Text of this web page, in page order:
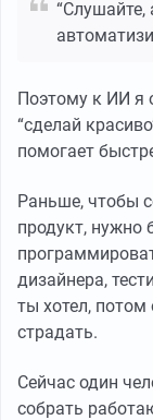
Поэтому к ИИ я
“сделай
помогает
Раньше, чтобы
продукт,
дизайнера,
ты хотел,
страдать.
Сейчас один
собрать